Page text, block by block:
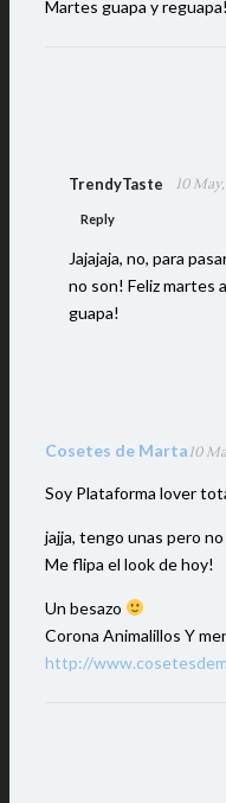
Martes guapa y
TrendyTaste 10 May,
Reply
Jajajaja, no, para
no son! Feliz martes
guapa!
Cosetes de Marta10
Soy Plataforma lover
jajja, tengo unas pero
Me flipa el look de hoy!
Un besazo
Corona Animalillos Y
http://